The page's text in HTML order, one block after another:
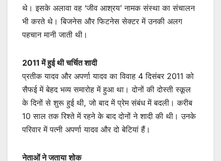
थे। इसके अलावा वह ‘जीव आश्रय’ नामक संस्था का संचालन
भी करते थे। बिजनेस और फिटनेस सेक्टर में उनकी अलग
पहचान मानी जाती थी।
2011 में हुई थी चर्चित शादी
प्रतीक यादव और अपर्णा यादव का विवाह 4 दिसंबर 2011 को
सैफई में बेहद भव्य समारोह में हुआ था। दोनों की दोस्ती स्कूल
के दिनों से शुरू हुई थी, जो बाद में प्रेम संबंध में बदली। करीब
10 साल तक रिश्ते में रहने के बाद दोनों ने शादी की थी। उनके
परिवार में पत्नी अपर्णा यादव और दो बेटियां हैं।
नेताओं ने जताया शोक